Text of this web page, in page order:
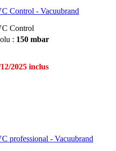
Control - Vacuubrand
Control
: 150 mbar
2025 inclus
professional - Vacuubrand